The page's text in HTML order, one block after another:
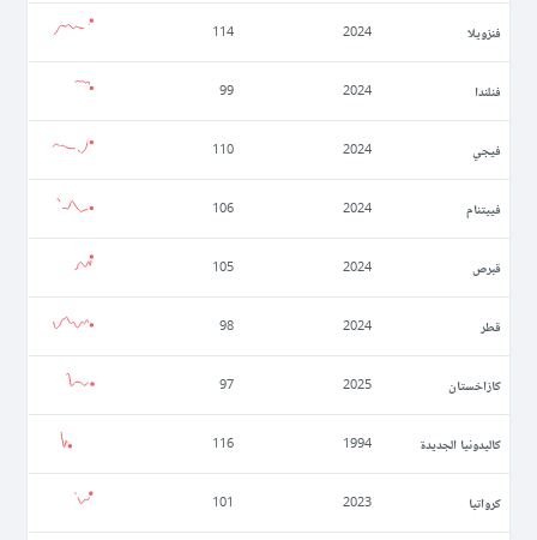
فنزويلا 2024
114
فنلندا 2024
99
فيجي 2024
110
فييتنام 2024
106
قبرص 2024
105
قطر 2024
98
كازاخستان 2025
97
كاليدونيا الجديدة 1994
116
كرواتيا 2023
101